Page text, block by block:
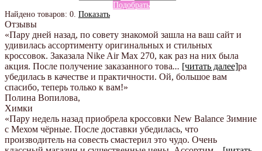
Подобрать
Найдено товаров: 0. Показать
Отзывы
«Пару дней назад, по совету знакомой зашла на ваш сайт и
удивилась ассортименту оригинальных и стильных
кроссовок. Заказала Nike Air Max 270, как раз на них была
акция. После получение заказанного това... [читать далее]ра
убедилась в качестве и практичности. Ой, большое вам
спасибо, теперь только к вам!»
Полина Вопилова,
Химки
«Пару недель назад приобрела кроссовки New Balance Зимние
с Мехом чёрные. После доставки убедилась, что
производитель на совесть смастерил это чудо. Очень